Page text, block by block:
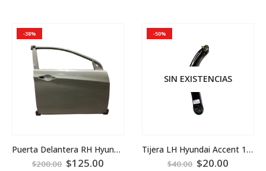
-38%
Puerta Delantera RH Hyundai Accent 2017
$200.00 $125.00
-50%
SIN EXISTENCIAS
Tijera LH Hyundai Accent 12-17
$40.00 $20.00